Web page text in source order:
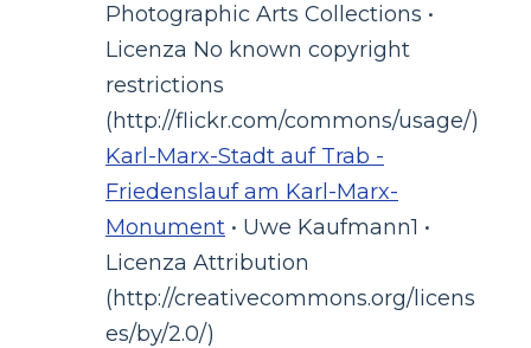
Photographic Arts Collections •
Licenza No known copyright
restrictions
(http://flickr.com/commons/usage/)
Karl-Marx-Stadt auf Trab -
Friedenslauf am Karl-Marx-
Monument • Uwe Kaufmann1 •
Licenza Attribution
(http://creativecommons.org/licens
es/by/2.0/)